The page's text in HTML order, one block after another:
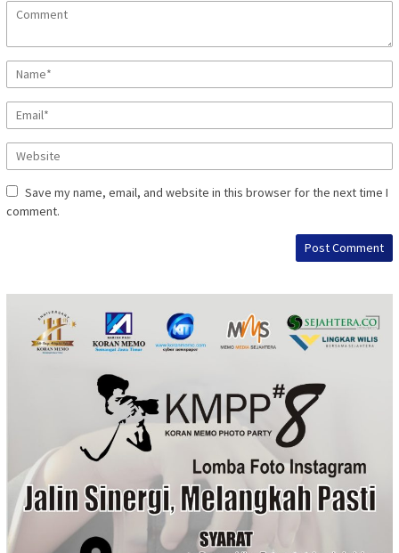
Save my name, email, and website in this browser for the next time I
comment.